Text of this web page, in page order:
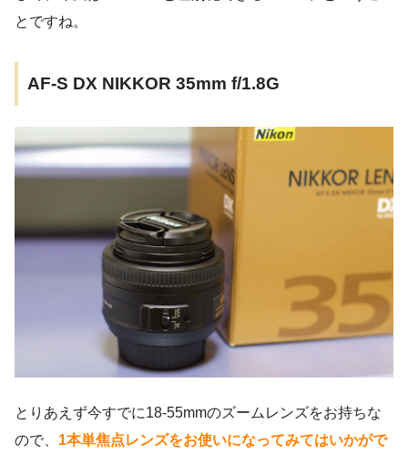
とですね。
AF-S DX NIKKOR 35mm f/1.8G
とりあえず今すでに18-55mmのズームレンズをお持ちな
ので、 1本単焦点レンズをお使いになってみてはいかがで